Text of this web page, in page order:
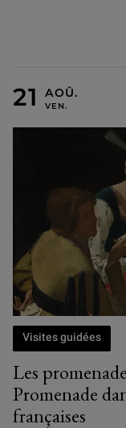
Les
Promenade
françaises
Visites guidées